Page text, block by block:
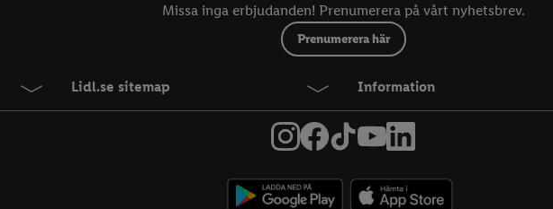
Missa inga erbjudanden! Prenumerera på vårt nyhetsbrev.
Prenumerera här
Lidl.se sitemap Information